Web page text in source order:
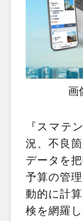
画
『スマテ
況、不良
データを
予算の管
動的に計
検を網羅